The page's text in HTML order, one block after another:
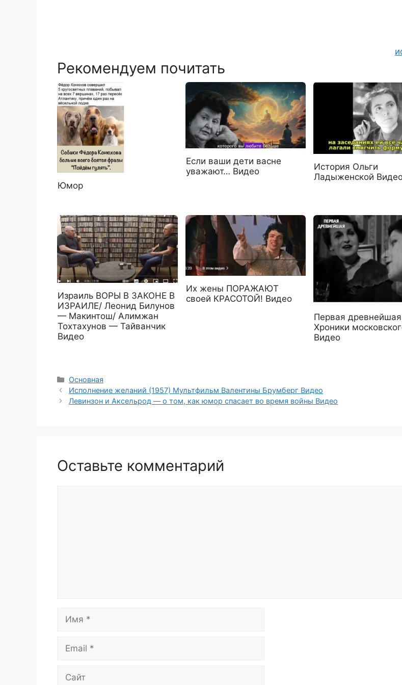
Рекомендуем почитать
Юмор
Если ваши дети васне
уважают… Видео
История Ольги
Ладыженской
Израиль ВОРЫ В ЗАКОНЕ В
ИЗРАИЛЕ/ Леонид Билунов
— Макинтош/ Алимжан
Тохтахунов — Тайванчик ‪
Видео
Их жены ПОРАЖАЮТ
своей КРАСОТОЙ! Видео
Первая
Хроники
Видео
Рубрики
Основная
Исполнение желаний (1957) Мультфильм Валентины Брумберг Видео
Левинзон и Аксельрод — о том, как юмор спасает во время войны Видео
Оставьте комментарий